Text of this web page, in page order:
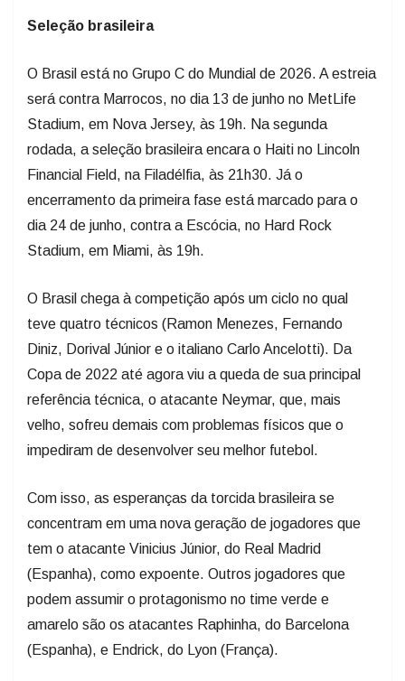
Seleção brasileira
O Brasil está no Grupo C do Mundial de 2026. A estreia
será contra Marrocos, no dia 13 de junho no MetLife
Stadium, em Nova Jersey, às 19h. Na segunda
rodada, a seleção brasileira encara o Haiti no Lincoln
Financial Field, na Filadélfia, às 21h30. Já o
encerramento da primeira fase está marcado para o
dia 24 de junho, contra a Escócia, no Hard Rock
Stadium, em Miami, às 19h.
O Brasil chega à competição após um ciclo no qual
teve quatro técnicos (Ramon Menezes, Fernando
Diniz, Dorival Júnior e o italiano Carlo Ancelotti). Da
Copa de 2022 até agora viu a queda de sua principal
referência técnica, o atacante Neymar, que, mais
velho, sofreu demais com problemas físicos que o
impediram de desenvolver seu melhor futebol.
Com isso, as esperanças da torcida brasileira se
concentram em uma nova geração de jogadores que
tem o atacante Vinicius Júnior, do Real Madrid
(Espanha), como expoente. Outros jogadores que
podem assumir o protagonismo no time verde e
amarelo são os atacantes Raphinha, do Barcelona
(Espanha), e Endrick, do Lyon (França).